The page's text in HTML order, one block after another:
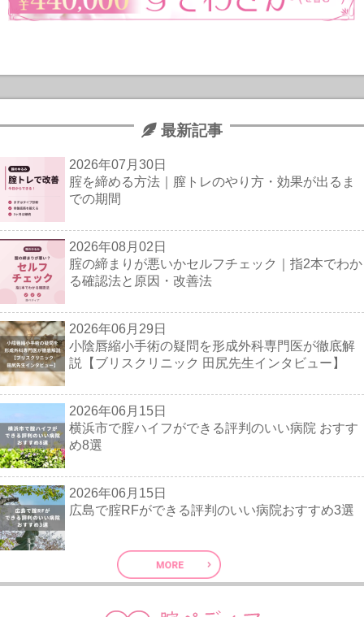
最新記事
2026年07月30日
腟を締める方法｜膣トレのやり方・効果が出るま
での期間
2026年08月02日
腟の締まりが悪いかセルフチェック｜指2本でわか
る確認法と原因・改善法
2026年06月29日
小陰唇縮小手術の疑問を形成外科専門医が徹底解
説【ブリスクリニック 田尻先生インタビュー】
2026年06月15日
横浜市で腟ハイフができる評判のいい病院 おすす
め8選
2026年06月15日
広島で腟RFができる評判のいい病院おすすめ3選